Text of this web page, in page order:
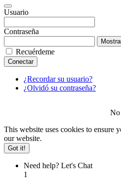
Usuario
Contraseña
Recuérdeme
Conectar
¿Recordar su usuario?
¿Olvidó su contraseña?
No
This website uses cookies to ensure
our website.
Got it!
Need help? Let's Chat
1